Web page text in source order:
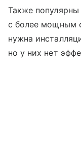
Также популярны
с более мощным
нужна
но у них нет